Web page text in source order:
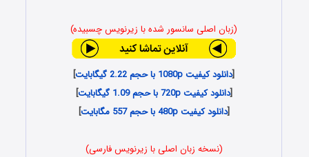
(زبان اصلی سانسور شده با زیرنویس چسبیده)
[دانلود کیفیت 1080p با حجم 2.22 گیگابایت
]
[دانلود کیفیت 720p با حجم 1.09 گیگابایت
]
[دانلود کیفیت 480p با حجم 557 مگابایت ]
(نسخه زبان اصلی با زیرنویس فارسی)